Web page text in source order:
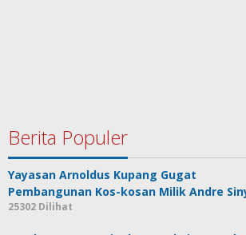
Berita Populer
Yayasan Arnoldus Kupang Gugat
Pembangunan Kos-kosan Milik Andre
25302 Dilihat